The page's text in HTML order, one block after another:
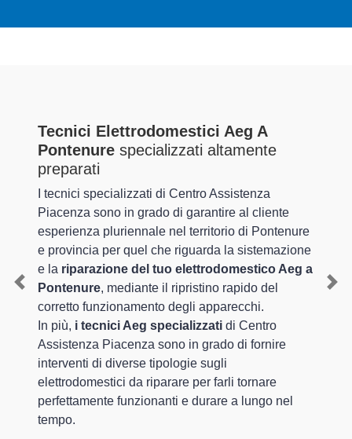
Tecnici Elettrodomestici Aeg A
Pontenure specializzati altamente
preparati
I tecnici specializzati di Centro Assistenza
Piacenza sono in grado di garantire al cliente
esperienza pluriennale nel territorio di Pontenure
e provincia per quel che riguarda la sistemazione
e la riparazione del tuo elettrodomestico Aeg a
Pontenure, mediante il ripristino rapido del
corretto funzionamento degli apparecchi.
In più, i tecnici Aeg specializzati di Centro
Assistenza Piacenza sono in grado di fornire
interventi di diverse tipologie sugli
elettrodomestici da riparare per farli tornare
perfettamente funzionanti e durare a lungo nel
tempo.
Previous